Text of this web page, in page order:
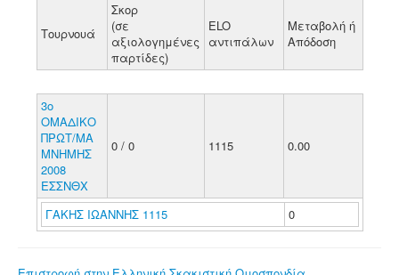
Τουρνουά
Σκορ
(σε
αξιολογημένες
παρτίδες)
ELO
αντιπάλων
Μεταβολή ή
Απόδοση
3ο
ΟΜΑΔΙΚΟ
ΠΡΩΤ/ΜΑ
ΜΝΗΜΗΣ
2008
ΕΣΣΝΘΧ
0 / 0 1115 0.00
ΓΑΚΗΣ ΙΩΑΝΝΗΣ 1115 0